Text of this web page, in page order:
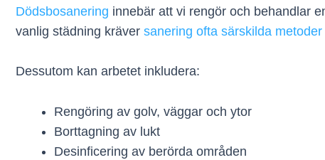
Dödsbosanering innebär att vi rengör och behandlar
vanlig städning kräver sanering ofta särskilda metoder
Dessutom kan arbetet inkludera:
Rengöring av golv, väggar och ytor
Borttagning av lukt
Desinficering av berörda områden